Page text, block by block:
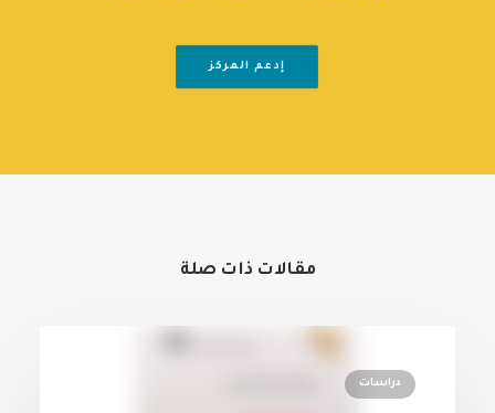
إدعم المركز
مقالات ذات صلة
دراسات